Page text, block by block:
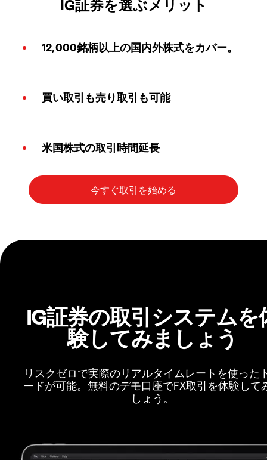
IG証券を選ぶメリット
12,000銘柄以上の国内外株式をカバー。
買い取引も売り取引も可能
米国株式の取引時間延長
IG証券の取引システムを
験してみましょう
リスクゼロで実際のリアルタイムレートを使った
ードが可能。無料のデモ口座でFX取引を体験して
しょう。